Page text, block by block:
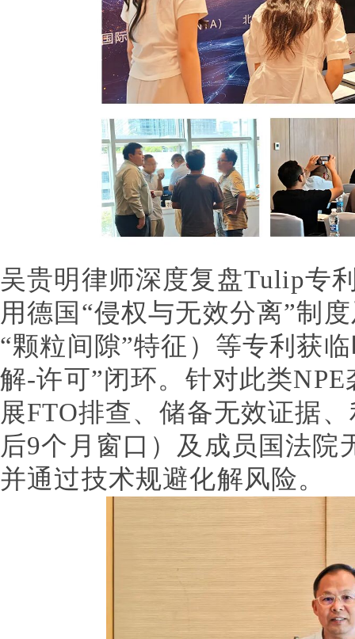
吴贵明律师深度复盘Tulip专
用德国“侵权与无效分离”制
“颗粒间隙”特征）等专利获
解-许可”闭环。针对此类
展FTO排查、储备无效证据
后9个月窗口）及成员国法院
并通过技术规避化解风险。